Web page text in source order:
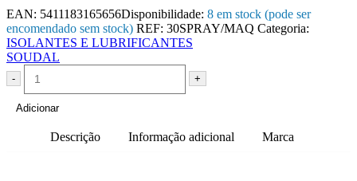
EAN: 5411183165656Disponibilidade: 8 em stock (pode ser
encomendado sem stock) REF: 30SPRAY/MAQ Categoria:
ISOLANTES E LUBRIFICANTES
SOUDAL
- +
Adicionar
Descrição Informação adicional Marca